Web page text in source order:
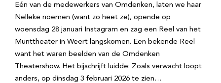
Eén van de medewerkers van Omdenken, laten we haar
Nelleke noemen (want zo heet ze), opende op
woensdag 28 januari Instagram en zag een Reel van het
Munttheater in Weert langskomen. Een bekende Reel
want het waren beelden van de Omdenken
Theatershow. Het bijschrijft luidde: Zoals verwacht loopt
anders, op dinsdag 3 februari 2026 te zien…